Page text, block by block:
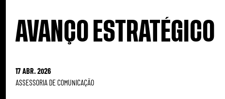
AVANÇO ESTRATÉGICO
17 ABR. 2026
ASSESSORIA DE COMUNICAÇÃO